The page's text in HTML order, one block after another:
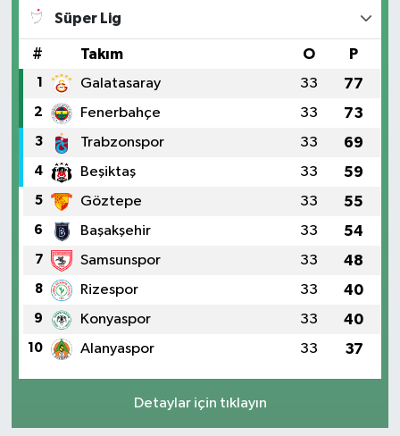
Süper Lig
# Takım O P
1 Galatasaray 33 77
2 Fenerbahçe 33 73
3 Trabzonspor 33 69
4 Beşiktaş 33 59
5 Göztepe 33 55
6 Başakşehir 33 54
7 Samsunspor 33 48
8 Rizespor 33 40
9 Konyaspor 33 40
10 Alanyaspor 33 37
Detaylar için tıklayın